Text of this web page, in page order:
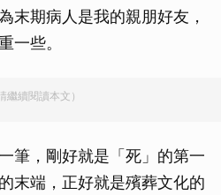
末期病人是我的親朋好友，
一些。
繼續閱讀本文）
筆，剛好就是「死」的第一
末端，正好就是殯葬文化的